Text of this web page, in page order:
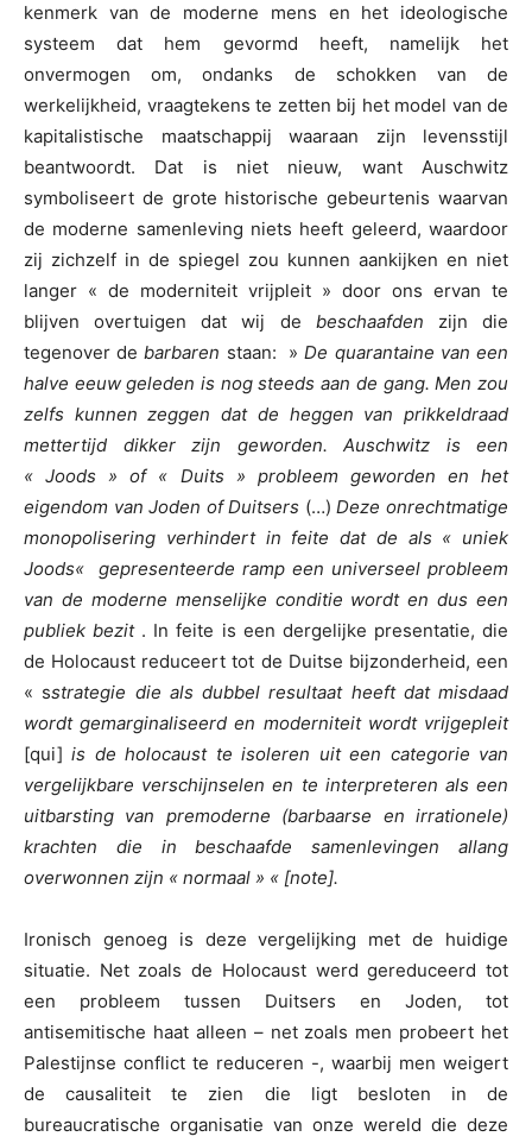
kenmerk van de moderne mens en het ideologische
systeem dat hem gevormd heeft, namelijk het
onvermogen om, ondanks de schokken van de
werkelijkheid, vraagtekens te zetten bij het model van de
kapitalistische maatschappij waaraan zijn levensstijl
beantwoordt. Dat is niet nieuw, want Auschwitz
symboliseert de grote historische gebeurtenis waarvan
de moderne samenleving niets heeft geleerd, waardoor
zij zichzelf in de spiegel zou kunnen aankijken en niet
langer « de moderniteit vrijpleit » door ons ervan te
blijven overtuigen dat wij de beschaafden zijn die
tegenover debarbaren staan: »De quarantaine van een
halve eeuw geleden is nog steeds aan de gang. Men zou
zelfs kunnen zeggen dat de heggen van prikkeldraad
mettertijd dikker zijn geworden. Auschwitz is een
« Joods » of « Duits » probleem geworden en het
eigendom van Joden of Duitsers (…)Deze onrechtmatige
monopolisering verhindert in feite dat de als « uniek
Joods« gepresenteerde ramp een universeel probleem
van de moderne menselijke conditie wordt en dus een
publiek bezit . In feite is een dergelijke presentatie, die
de Holocaust reduceert tot de Duitse bijzonderheid, een
« sstrategie die als dubbel resultaat heeft dat misdaad
wordt gemarginaliseerd en moderniteit wordt vrijgepleit
[qui]is de holocaust te isoleren uit een categorie van
vergelijkbare verschijnselen en te interpreteren als een
uitbarsting van premoderne (barbaarse en irrationele)
krachten die in beschaafde samenlevingen allang
overwonnen zijn « normaal » « [note].
Ironisch genoeg is deze vergelijking met de huidige
situatie. Net zoals de Holocaust werd gereduceerd tot
een probleem tussen Duitsers en Joden, tot
antisemitische haat alleen – net zoals men probeert het
Palestijnse conflict te reduceren -, waarbij men weigert
de causaliteit te zien die ligt besloten in de
bureaucratische organisatie van onze wereld die deze